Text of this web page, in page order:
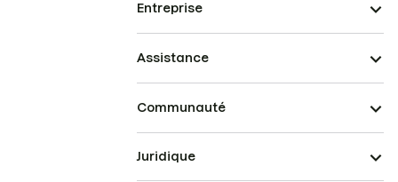
Entreprise
Assistance
Communauté
Juridique